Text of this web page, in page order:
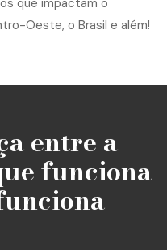
entre a
funciona